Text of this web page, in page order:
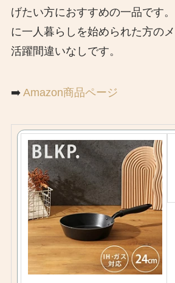
げたい方におすすめの一品です
に一人暮らしを始められた方の
活躍間違いなしです。
➡️ Amazon商品ページ